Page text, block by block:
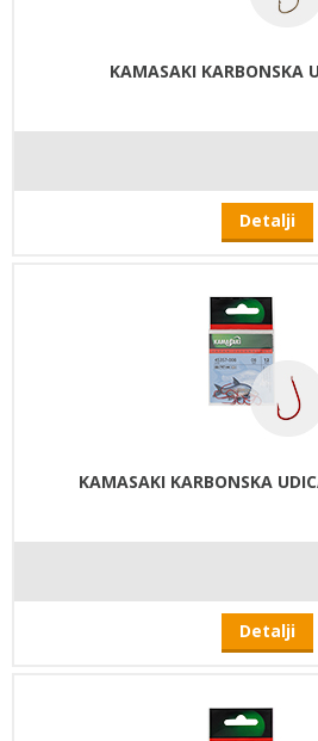
KAMASAKI KARBONSKA
Detalji
KAMASAKI KARBONSKA
Detalji